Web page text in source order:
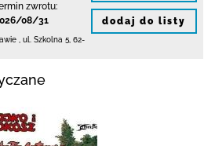
zwrotu:
08/31
ul. Szkolna 5 62-
dodaj do listy